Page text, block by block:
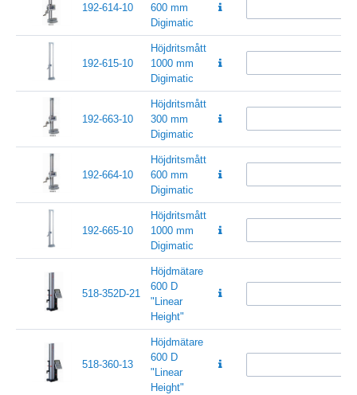
192-614-10
600 mm
Digimatic
192-615-10
Höjdritsmått
1000 mm
Digimatic
192-663-10
Höjdritsmått
300 mm
Digimatic
192-664-10
Höjdritsmått
600 mm
Digimatic
192-665-10
Höjdritsmått
1000 mm
Digimatic
518-352D-21
Höjdmätare
600 D
"Linear
Height"
518-360-13
Höjdmätare
600 D
"Linear
Height"